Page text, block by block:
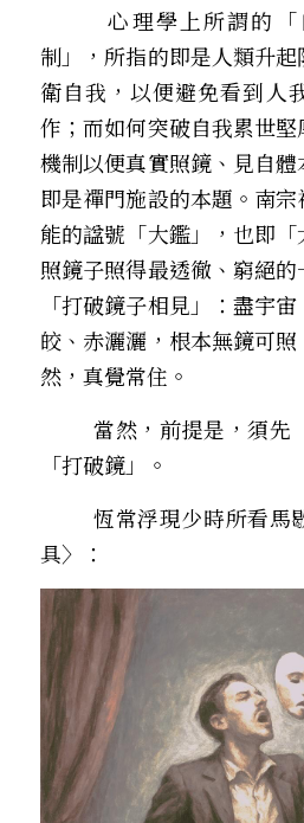
        心理學上所謂的「自欺系統、自欺機
制」，所指的即是人類升
衛自我，以便避免看到人
作；而如何突破自我累世
機制以便真實照鏡、見自
即是禪門施設的本題。南
能的諡號「大鑑」，也即
照鏡子照得最透徹、窮絕
「打破鏡子相見」：盡宇
皎、赤灑灑，根本無鏡可
然，真覺常住。
「打破鏡」。
具〉：